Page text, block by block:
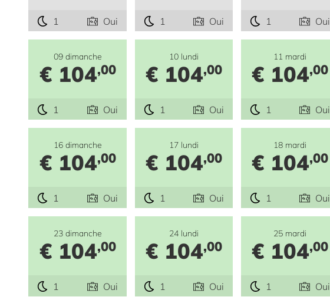
1 Oui 1 Oui 1 Oui
09 dimanche
€ 104,00
1 Oui
10 lundi
€ 104,00
1 Oui
11 mardi
€ 104,00
1 Oui
16 dimanche
€ 104,00
1 Oui
17 lundi
€ 104,00
1 Oui
18 mardi
€ 104,00
1 Oui
23 dimanche
€ 104,00
1 Oui
24 lundi
€ 104,00
1 Oui
25 mardi
€ 104,00
1 Oui